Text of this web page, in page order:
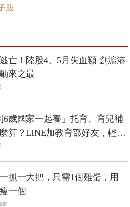
股
亡！陸股4、5月失血額 創滬港
來之最
6歲國家一起養」托育、育兒補
算？LINE加教育部好友，輕鬆
領多少錢！
抓一大把，只需1個雞蛋，用
一個
簡